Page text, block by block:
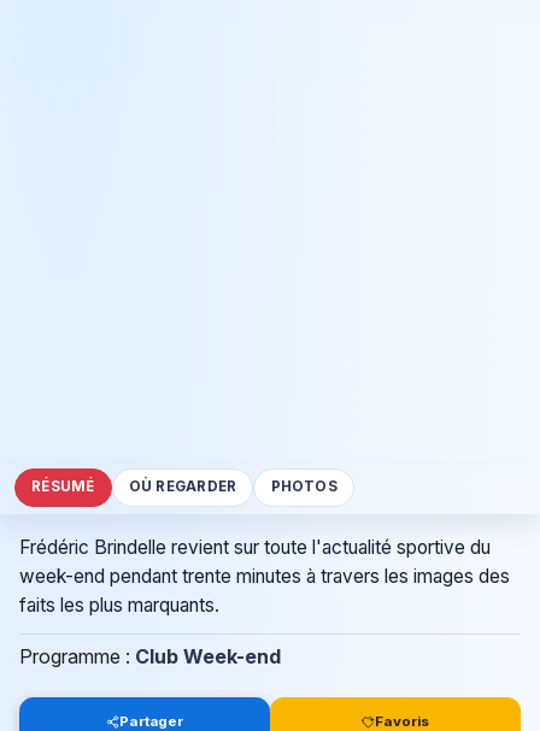
RÉSUMÉ OÙ REGARDER PHOTOS
Frédéric Brindelle revient sur toute l'actualité sportive du
week-end pendant trente minutes à travers les images des
faits les plus marquants.
Programme : Club Week-end
Partager Favoris